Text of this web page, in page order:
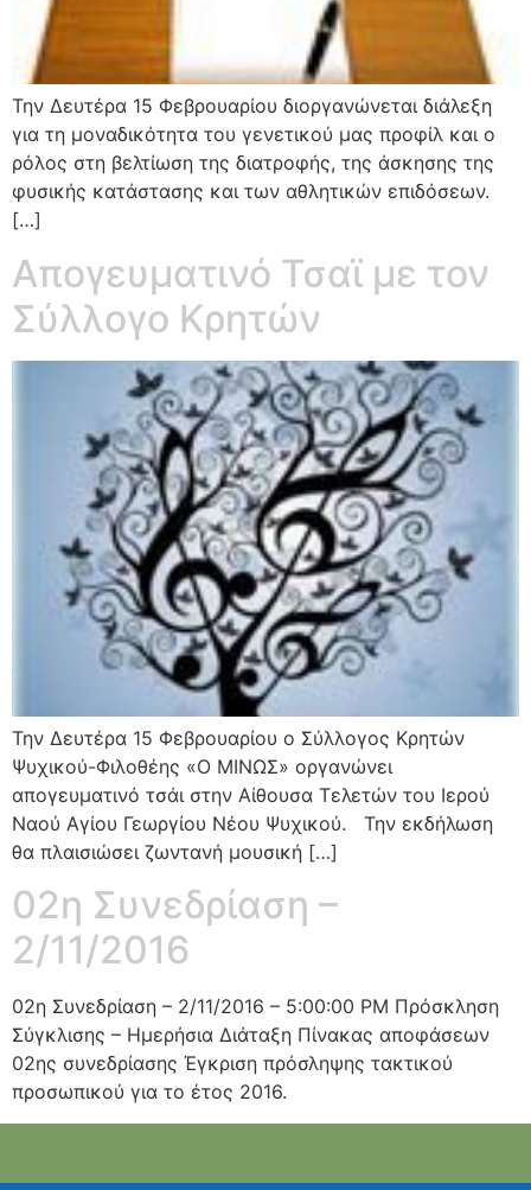
Την Δευτέρα 15 Φεβρουαρίου διοργανώνεται διάλεξη
για τη μοναδικότητα του γενετικού μας προφίλ και ο
ρόλος στη βελτίωση της διατροφής, της άσκησης της
φυσικής κατάστασης και των αθλητικών επιδόσεων.
[…]
Απογευματινό Τσαϊ με τον
Σύλλογο Κρητών
Την Δευτέρα 15 Φεβρουαρίου ο Σύλλογος Κρητών
Ψυχικού-Φιλοθέης «Ο ΜΙΝΩΣ» οργανώνει
απογευματινό τσάι στην Αίθουσα Τελετών του Ιερού
Ναού Αγίου Γεωργίου Νέου Ψυχικού. Την εκδήλωση
θα πλαισιώσει ζωντανή μουσική […]
02η Συνεδρίαση –
2/11/2016
02η Συνεδρίαση – 2/11/2016 – 5:00:00 PM Πρόσκληση
Σύγκλισης – Ημερήσια Διάταξη Πίνακας αποφάσεων
02ης συνεδρίασης Έγκριση πρόσληψης τακτικού
προσωπικού για το έτος 2016.